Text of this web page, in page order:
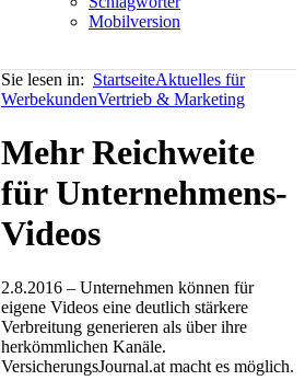
Mobilversion
Sie lesen in: StartseiteAktuelles für
WerbekundenVertrieb & Marketing
Mehr Reichweite
für Unternehmens-
Videos
2.8.2016 – Unternehmen können für
eigene Videos eine deutlich stärkere
Verbreitung generieren als über ihre
herkömmlichen Kanäle.
VersicherungsJournal.at macht es möglich.